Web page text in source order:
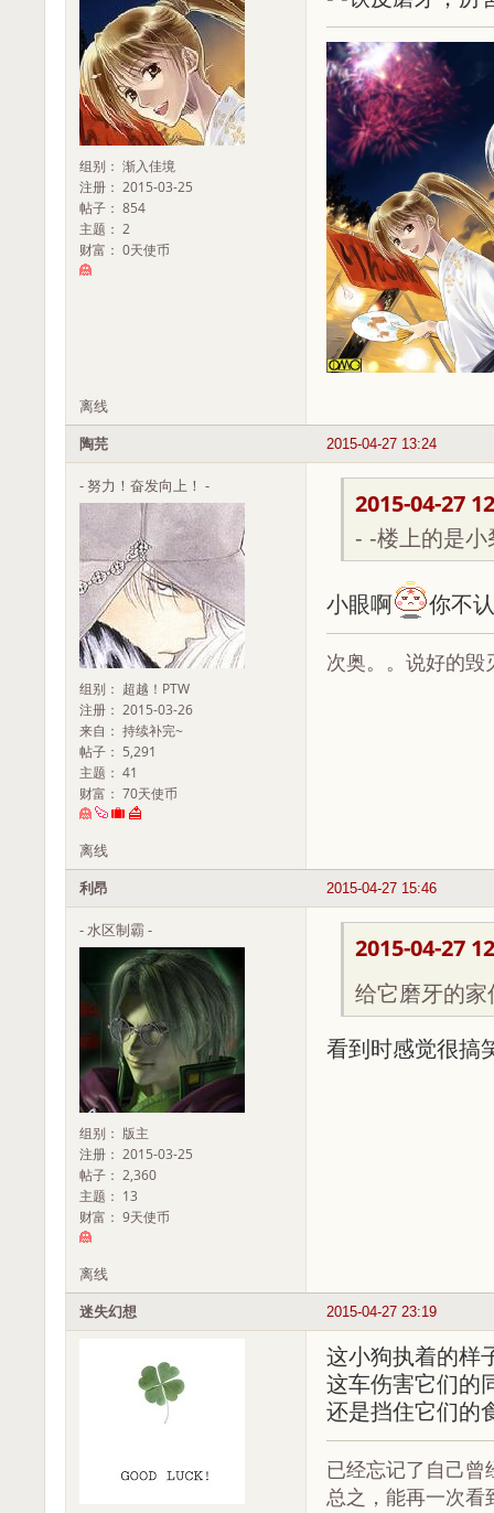
组别： 渐入佳境
注册： 2015-03-25
帖子： 854
主题： 2
财富： 0天使币
离线
2015-04-27 13:24
陶芫
- 努力！奋发向上！ -
组别： 超越！PTW
注册： 2015-03-26
来自： 持续补完~
帖子： 5,291
主题： 41
财富： 70天使币
2015-04-27
- -楼上的是小
小眼啊 你不
次奥。。说好的毁
离线
2015-04-27 15:46
利昂
- 水区制霸 -
组别： 版主
注册： 2015-03-25
帖子： 2,360
主题： 13
财富： 9天使币
2015-04-27
给它磨牙的
看到时感觉很搞
离线
2015-04-27 23:19
迷失幻想
这小狗执着的样
这车伤害它们的
还是挡住它们的
已经忘记了自己曾
总之，能再一次看